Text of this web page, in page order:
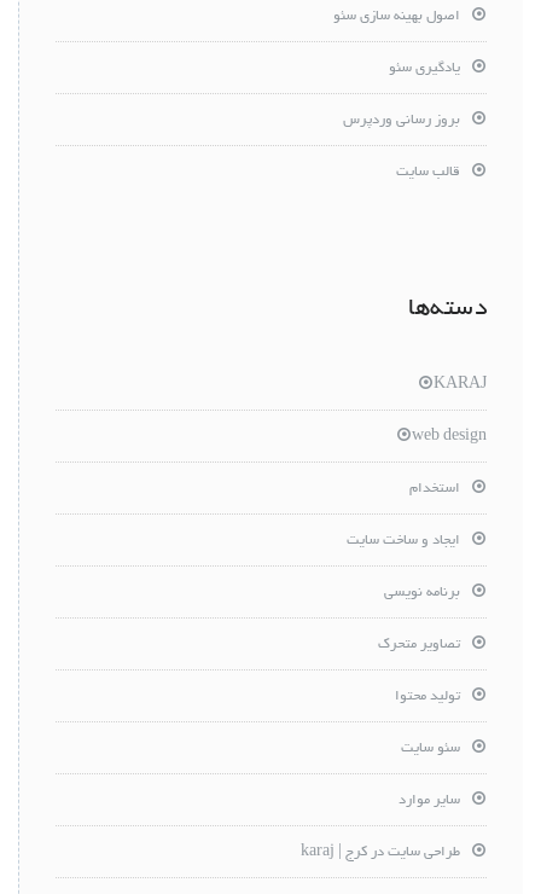
اصول بهینه سازی سئو
یادگیری سئو
بروز رسانی وردپرس
قالب سایت
دسته‌ها
KARAJ
web design
استخدام
ایجاد و ساخت سایت
برنامه نویسی
تصاویر متحرک
تولید محتوا
سئو سایت
سایر موارد
طراحی سایت در کرج | karaj